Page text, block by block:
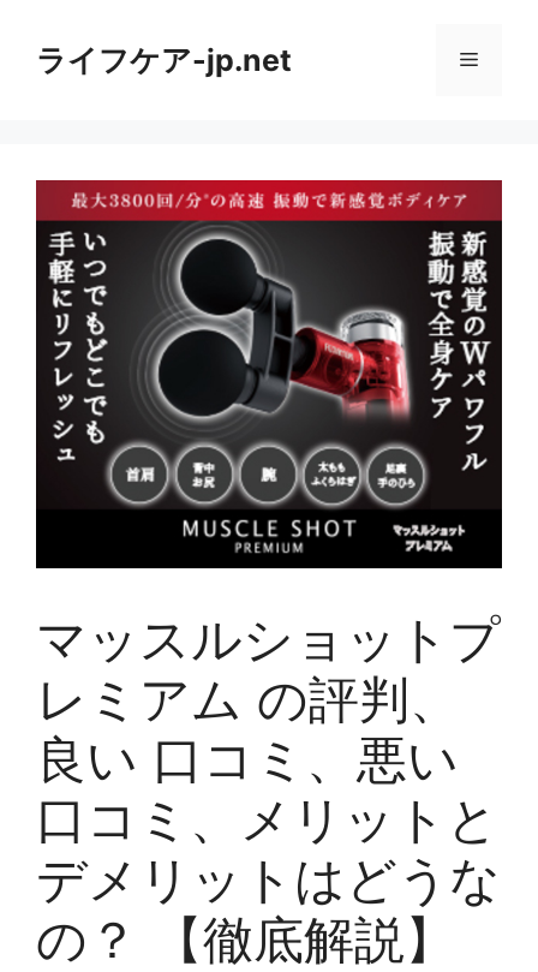
ライフケア-jp.net メ
ー
マッスルショットプ
レミアム の評判、
良い 口コミ、悪い
口コミ、メリットと
デメリットはどうな
の？ 【徹底解説】